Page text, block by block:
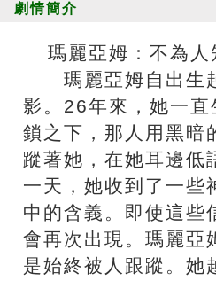
劇情簡介
瑪麗亞姆：不為人
瑪麗亞姆自出生起
影。26年來，她一
鎖之下，那人用黑暗
蹤著她，在她耳邊低
一天，她收到了一些
中的含義。即使這些
會再次出現。瑪麗亞
是始終被人跟蹤。她